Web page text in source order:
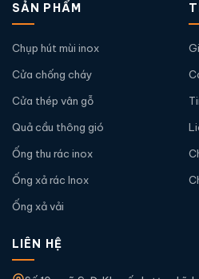
SẢN PHẨM
Chụp hút mùi inox
Cửa chống cháy
Cửa thép vân gỗ
Quả cầu thông gió
Ống thu rác inox
Ống xả rác Inox
Ống xả vải
LIÊN HỆ